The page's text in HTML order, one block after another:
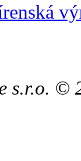
s.r.o. ©